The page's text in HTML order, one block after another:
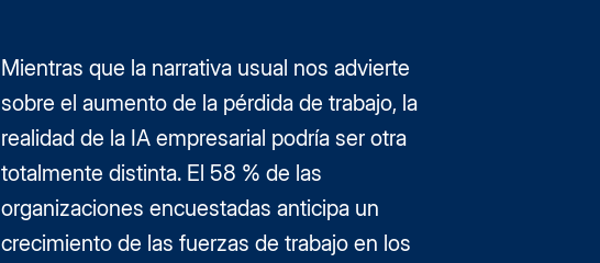
Mientras que la narrativa usual nos advierte
sobre el aumento de la pérdida de trabajo, la
realidad de la IA empresarial podría ser otra
totalmente distinta. El 58 % de las
organizaciones encuestadas anticipa un
crecimiento de las fuerzas de trabajo en los